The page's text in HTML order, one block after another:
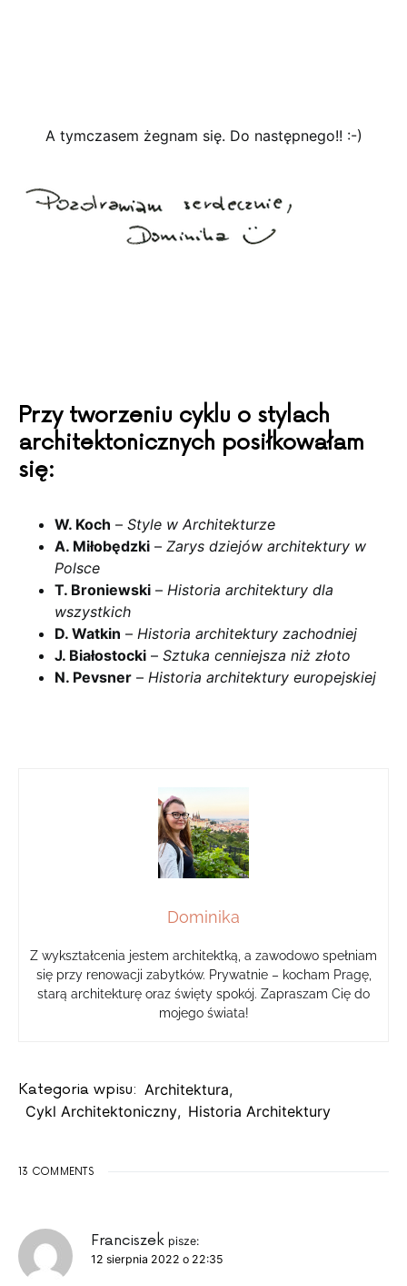
A tymczasem żegnam się. Do następnego!! :-)
Przy tworzeniu cyklu o stylach
architektonicznych posiłkowałam
się:
W. Koch – Style w Architekturze
A. Miłobędzki – Zarys dziejów architektury w
Polsce
T. Broniewski – Historia architektury dla
wszystkich
D. Watkin – Historia architektury zachodniej
J. Białostocki – Sztuka cenniejsza niż złoto
N. Pevsner – Historia architektury europejskiej
Dominika
Z wykształcenia jestem architektką, a zawodowo spełniam
się przy renowacji zabytków. Prywatnie – kocham Pragę,
starą architekturę oraz święty spokój. Zapraszam Cię do
mojego świata!
Kategoria wpisu: Architektura,
Cykl Architektoniczny, Historia Architektury
13 COMMENTS
Franciszek pisze:
12 sierpnia 2022 o 22:35